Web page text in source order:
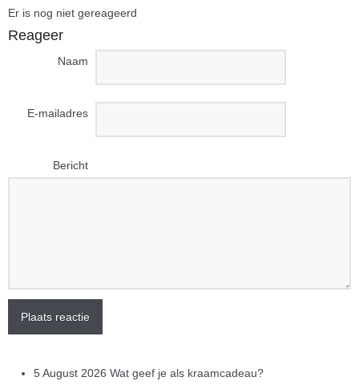
Er is nog niet gereageerd
Reageer
Naam
E-mailadres
Bericht
Plaats reactie
5 August 2026 Wat geef je als kraamcadeau?